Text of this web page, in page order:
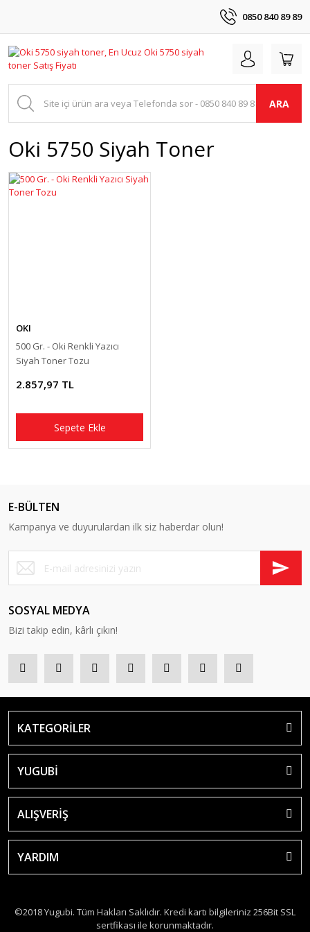
0850 840 89 89
ARA
Oki 5750 Siyah Toner
OKI
500 Gr. - Oki Renkli Yazıcı
Siyah Toner Tozu
2.857,97 TL
Sepete Ekle
E-BÜLTEN
Kampanya ve duyurulardan ilk siz haberdar olun!
SOSYAL MEDYA
Bizi takip edin, kârlı çıkın!
KATEGORİLER
YUGUBİ
ALIŞVERİŞ
YARDIM
©2018 Yugubi. Tüm Hakları Saklıdır. Kredi kartı bilgileriniz 256Bit SSL
sertfikası ile korunmaktadır.